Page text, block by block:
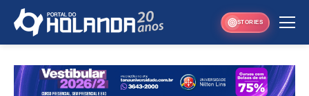
STORIES